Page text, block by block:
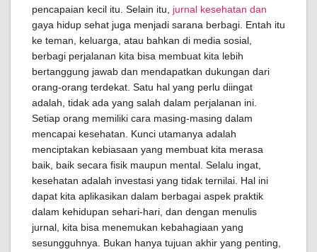
pencapaian kecil itu. Selain itu, jurnal kesehatan dan
gaya hidup sehat juga menjadi sarana berbagi. Entah itu
ke teman, keluarga, atau bahkan di media sosial,
berbagi perjalanan kita bisa membuat kita lebih
bertanggung jawab dan mendapatkan dukungan dari
orang-orang terdekat. Satu hal yang perlu diingat
adalah, tidak ada yang salah dalam perjalanan ini.
Setiap orang memiliki cara masing-masing dalam
mencapai kesehatan. Kunci utamanya adalah
menciptakan kebiasaan yang membuat kita merasa
baik, baik secara fisik maupun mental. Selalu ingat,
kesehatan adalah investasi yang tidak ternilai. Hal ini
dapat kita aplikasikan dalam berbagai aspek praktik
dalam kehidupan sehari-hari, dan dengan menulis
jurnal, kita bisa menemukan kebahagiaan yang
sesungguhnya. Bukan hanya tujuan akhir yang penting,